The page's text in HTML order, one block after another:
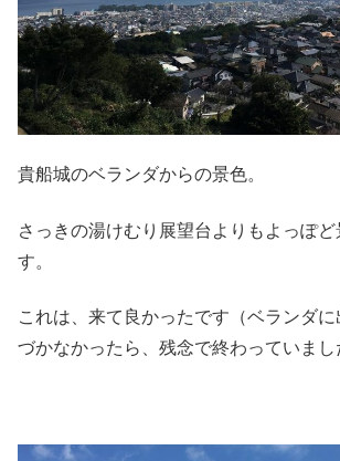
貴船城のベランダからの景色。
さっきの湯けむり展望台よりもよっぽ
す。
これは、来て良かったです（ベランダ
づかなかったら、残念で終わっていまし